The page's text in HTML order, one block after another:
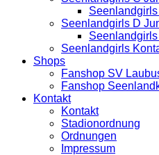
Seenlandgirls D
Seenlandgirls
Shops
Fanshop SV
Fanshop
Kontakt
Kontakt
Stadionordnung
Ordnungen
Impressum